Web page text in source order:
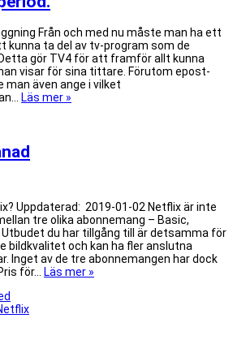
Från och med nu måste man ha ett
kunna ta del av tv-program som de
gör TV4 för att framför allt kunna
visar för sina tittare. Förutom epost-
även ange i vilket
Läs mer »
Uppdaterad: 2019-01-02 Netflix är inte
tre olika abonnemang – Basic,
du har tillgång till är detsamma för
bildkvalitet och kan ha fler anslutna
Inget av de tre abonnemangen har dock
för…
Läs mer »